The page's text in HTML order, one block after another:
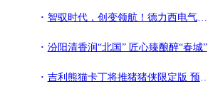
智驭时代，创变领航！德力西电气首席品牌官王策荣膺虎啸奖年度品牌人物
汾阳清香润“北国” 匠心臻酿醉“春城”
吉利熊猫卡丁将推猪猪侠限定版 预计8月中旬首发上市